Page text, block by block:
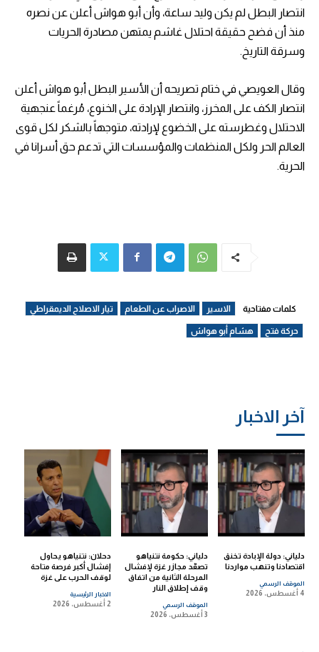
آخر الاخبار
دلياني: دولة الإبادة تخنق
اقتصادنا وتنهب مواردنا
الموقف الرسمي
4 أغسطس، 2026
دلياني: حكومة نتنياهو
تصعّد مجازر غزة لإفشال
المرحلة الثانية من اتفاق
وقف إطلاق النار
الموقف الرسمي
3 أغسطس، 2026
دحلان: نتنياهو يحاول
إفشال أكبر فرصة متاحة
لوقف الحرب على غزة
الاخبار الرئيسية
2 أغسطس، 2026
انتصار البطل لم يكن وليد ساعة، وأن أبو هواش أعلن عن نصره
منذ أن فضح حقيقة احتلال غاشم يمتهن مصادرة الحريات
وسرقة التاريخ.
وقال العويصي في ختام تصريحه أن الأسير البطل أبو هواش أعلن
انتصار الكف على المخرز، وانتصار الإرادة على الخنوع، مُرغماً عنجهية
الاحتلال وغطرسته على الخضوع لإرادته، متوجهاً بالشكر لكل قوى
العالم الحر ولكل المنظمات والمؤسسات التي تدعم حق أسرانا في
الحرية.
كلمات مفتاحية الاسير الاصراب عن الطعام تيار الاصلاح الديمقراطي
حركة فتح هشام أبو هواش